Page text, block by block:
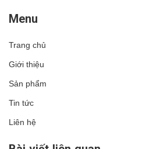
Menu
Trang chủ
Giới thiệu
Sản phẩm
Tin tức
Liên hệ